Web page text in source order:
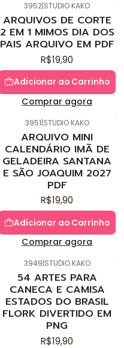
3952|STUDIO KAKO
ARQUIVOS DE CORTE
2 EM 1 MIMOS DIA DOS
PAIS ARQUIVO EM PDF
R$19,90
Adicionar ao Carrinho
Comprar agora
3951|STUDIO KAKO
ARQUIVO MINI
CALENDÁRIO IMÃ DE
GELADEIRA SANTANA
E SÃO JOAQUIM 2027
PDF
R$19,90
Adicionar ao Carrinho
Comprar agora
3949|STUDIO KAKO
54 ARTES PARA
CANECA E CAMISA
ESTADOS DO BRASIL
FLORK DIVERTIDO EM
PNG
R$19,90